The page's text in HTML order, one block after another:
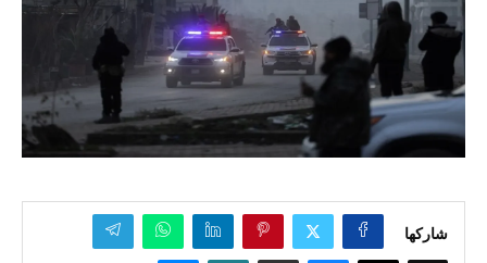
شاركها